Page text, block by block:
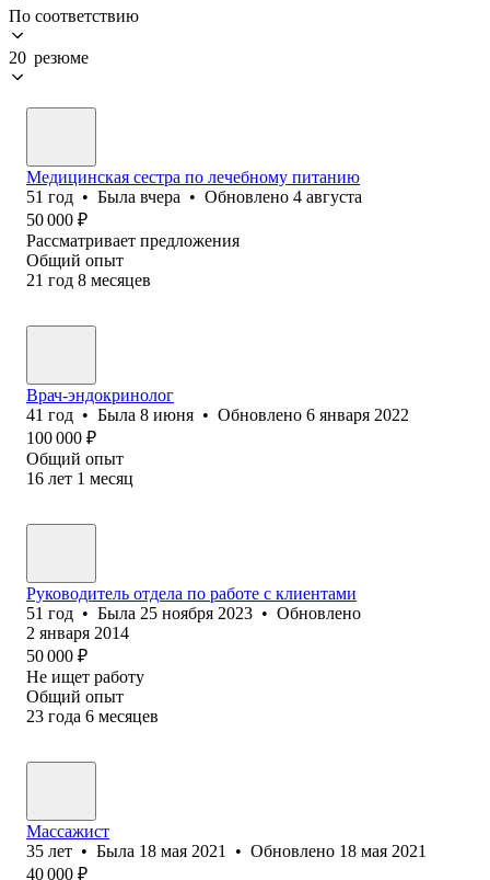
По соответствию
20 резюме
Медицинская сестра по лечебному питанию
51 год • Была вчера • Обновлено 4 августа
50 000 ₽
Рассматривает предложения
Общий опыт
21 год 8 месяцев
Врач-эндокринолог
41 год • Была 8 июня • Обновлено 6 января 2022
100 000 ₽
Общий опыт
16 лет 1 месяц
Руководитель отдела по работе с клиентами
51 год • Была 25 ноября 2023 • Обновлено
2 января 2014
50 000 ₽
Не ищет работу
Общий опыт
23 года 6 месяцев
Массажист
35 лет • Была 18 мая 2021 • Обновлено 18 мая 2021
40 000 ₽